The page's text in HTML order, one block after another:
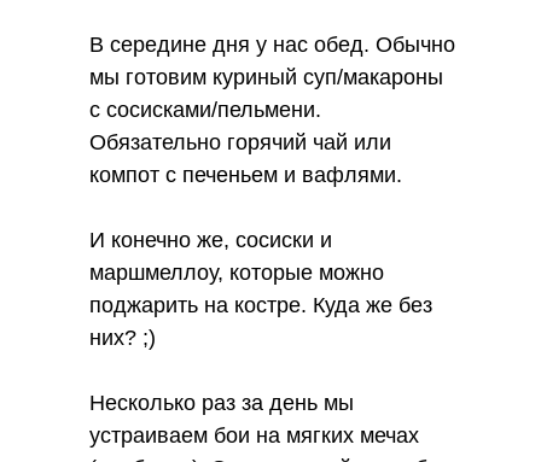
Смотреть оригинал материала
с участием СлаваДетям
Смотреть оригинал материала
В середине дня у нас обед. Обычно
мы готовим куриный суп/макароны
с сосисками/пельмени.
Обязательно горячий чай или
компот с печеньем и вафлями.
И конечно же, сосиски и
маршмеллоу, которые можно
поджарить на костре. Куда же без
них? ;)
Несколько раз за день мы
устраиваем бои на мягких мечах